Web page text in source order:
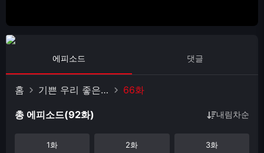
에피소드 댓글
홈 기쁜 우리 좋은 날 66화
총 에피소드(92화) 내림차순
1화 2화 3화